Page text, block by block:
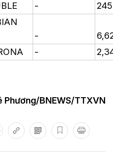
-
-
-
Phương/BNEWS/TTXVN